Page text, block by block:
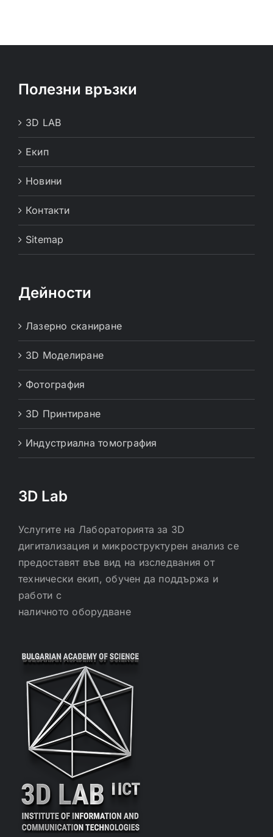
Полезни връзки
3D LAB
Екип
Новини
Контакти
Sitemap
Дейности
Лазерно сканиране
3D Моделиране
Фотография
3D Принтиране
Индустриална томография
3D Lab
Услугите на Лабораторията за 3D
дигитализация и микроструктурен анализ се
предоставят във вид на изследвания от
технически екип, обучен да поддържа и
работи с
наличното оборудване